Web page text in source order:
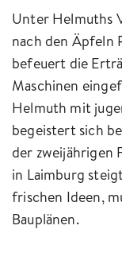
Unter Helmuths
nach den Äpfeln
befeuert die
Maschinen
Helmuth mit
begeistert sich
der zweijährigen
in Laimburg
frischen Ideen,
Bauplänen.